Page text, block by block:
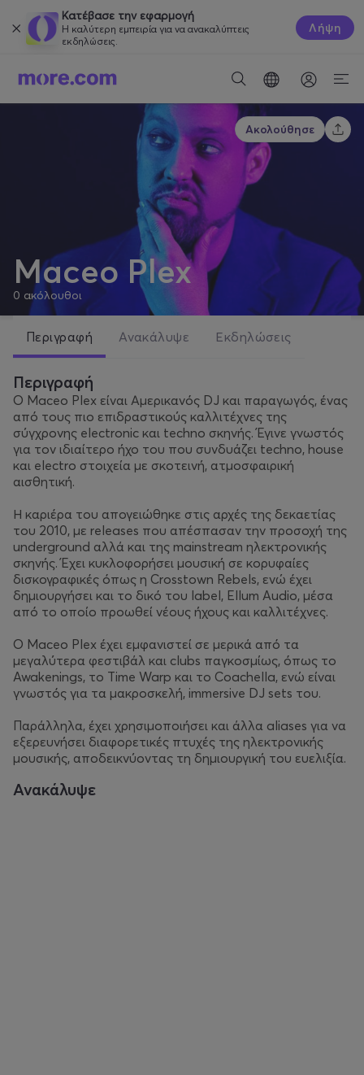
Κατέβασε την εφαρμογή
Η καλύτερη εμπειρία για να ανακαλύπτεις
εκδηλώσεις.
Λήψη
Maceo Plex
0 ακόλουθοι
Ακολούθησε
Περιγραφή Ανακάλυψε Εκδηλώσεις
Περιγραφή
Ο Maceo Plex είναι Αμερικανός DJ και παραγωγός, ένας
από τους πιο επιδραστικούς καλλιτέχνες της
σύγχρονης electronic και techno σκηνής. Έγινε γνωστός
για τον ιδιαίτερο ήχο του που συνδυάζει techno, house
και electro στοιχεία με σκοτεινή, ατμοσφαιρική
αισθητική.
Η καριέρα του απογειώθηκε στις αρχές της δεκαετίας
του 2010, με releases που απέσπασαν την προσοχή της
underground αλλά και της mainstream ηλεκτρονικής
σκηνής. Έχει κυκλοφορήσει μουσική σε κορυφαίες
δισκογραφικές όπως η Crosstown Rebels, ενώ έχει
δημιουργήσει και το δικό του label, Ellum Audio, μέσα
από το οποίο προωθεί νέους ήχους και καλλιτέχνες.
Ο Maceo Plex έχει εμφανιστεί σε μερικά από τα
μεγαλύτερα φεστιβάλ και clubs παγκοσμίως, όπως το
Awakenings, το Time Warp και το Coachella, ενώ είναι
γνωστός για τα μακροσκελή, immersive DJ sets του.
Παράλληλα, έχει χρησιμοποιήσει και άλλα aliases για να
εξερευνήσει διαφορετικές πτυχές της ηλεκτρονικής
μουσικής, αποδεικνύοντας τη δημιουργική του ευελιξία.
Ανακάλυψε